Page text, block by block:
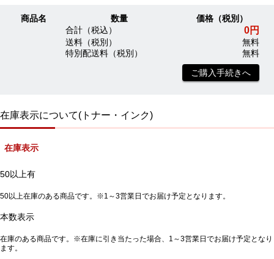
商品名 数量
価格（税別）
合計（税込）
0円
送料（税別）
無料
特別配送料（税別）
無料
ご購入手続きへ
在庫表示について(トナー・インク)
在庫表示
50以上有
50以上在庫のある商品です。※1～3営業日でお届け予定となります。
本数表示
在庫のある商品です。※在庫に引き当たった場合、1～3営業日でお届け予定となり
ます。